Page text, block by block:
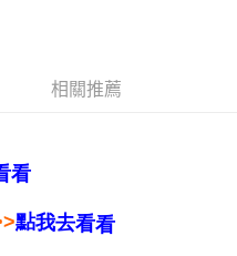
運費
相關推薦
看
點我去看看